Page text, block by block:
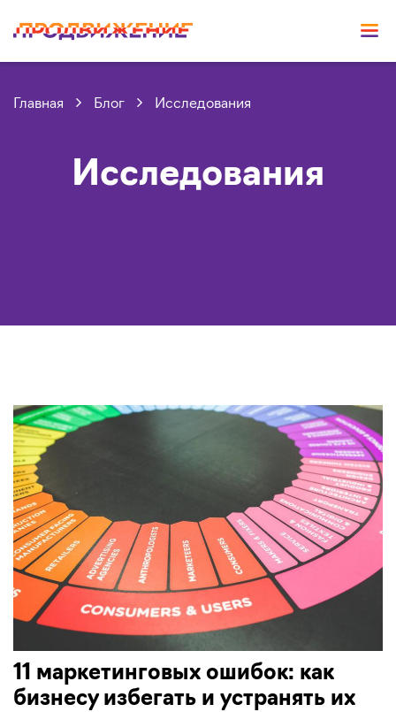
Исследования
Главная Блог Исследования
11 маркетинговых ошибок: как
бизнесу избегать и устранять их